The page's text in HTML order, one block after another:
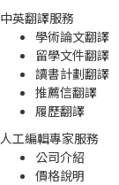
中英翻譯服務
學術論文翻譯
留學文件翻譯
讀書計劃翻譯
推薦信翻譯
履歷翻譯
人工編輯專家服務
公司介紹
價格說明